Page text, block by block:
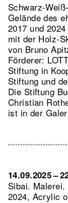
Schwarz-
Gelände des
2017 und
mit der Holz-
von Bruno
Förderer:
Stiftung in
Stiftung und
Die Stiftung
Christian
ist in der
14.09.2025 –
Sibai. Malerei.
2024, Acrylic